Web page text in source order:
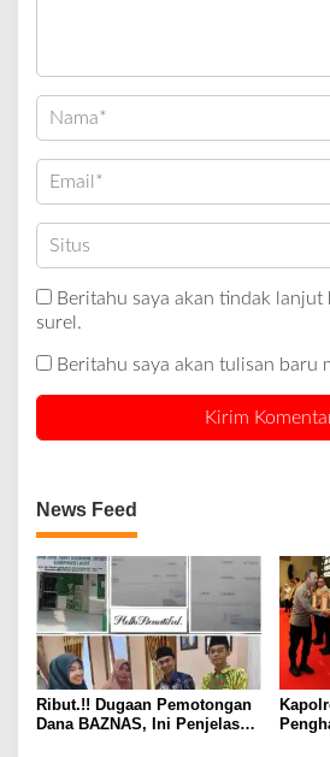
Beritahu saya akan tindak lanjut
surel.
Beritahu saya akan tulisan baru
News Feed
Ribut.!! Dugaan Pemotongan
Dana BAZNAS, Ini Penjelasan